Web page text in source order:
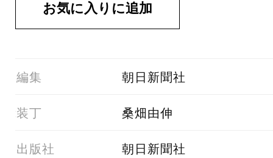
01編集 朝日新聞社
02装丁 桑畑由伸
03出版社 朝日新聞社